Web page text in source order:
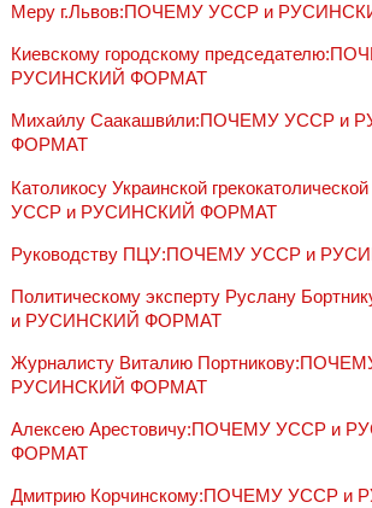
Меру г.Львов:ПОЧЕМУ УССР и
Киевскому городскому
РУСИНСКИЙ ФОРМАТ
Михаи́лу Саакашви́ли:ПОЧЕМУ УССР и
ФОРМАТ
Католикосу Украинской
УССР и РУСИНСКИЙ ФОРМАТ
Руководству ПЦУ:ПОЧЕМУ УССР и
Политическому эксперту Руслану
и РУСИНСКИЙ ФОРМАТ
Журналисту Виталию
РУСИНСКИЙ ФОРМАТ
Алексею Арестовичу:ПОЧЕМУ УССР и
ФОРМАТ
Дмитрию Корчинскому:ПОЧЕМУ УССР и